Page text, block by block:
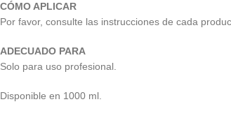
CÓMO APLICAR
Por favor, consulte las instrucciones de cada
ADECUADO PARA
Solo para uso profesional.
Disponible en 1000 ml.